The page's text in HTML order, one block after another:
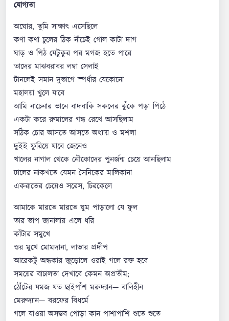
যোগ্যতা
অঘোর, তুমি সাক্ষাৎ এসেছিলে
কণা কণা চুলের ঠিক নীচেই গোল কাটা দাগ
ঘাড় ও পিঠ যেটুকুর পর মগজ হতে পারে
তাদের মাঝবরাবর লম্বা সেলাই
টানলেই সমান দুভাগে স্পর্ধার যেকোনো
মহালয়া খুলে যাবে
আমি নাচেনার ভানে বাদবাকি সকলের ঝুঁকে পড়া পিঠে
একটা করে রুমালের গন্ধ রেখে আসছিলাম
সঠিক চোর আসতে আসতে অধ্যায় ও মশলা
দুইই ফুরিয়ে যাবে জেনেও
খালের নাগাল থেকে নৌকোদের পুনর্জন্ম চেয়ে আনছিলাম
ঢালের নাকখতে যেমন সৈনিকের মালিকানা
একরাতের চেয়েও সরেস, চিরকেলে
আমাকে মারতে মারতে ঘুম পাড়ালো যে ফুল
তার ভাপ জানালায় এলে ধরি
কাঁটার সমুখে
ওর মুখে মোমদানা, লাভার প্রদীপ
আরেকটু অন্ধকার জুড়োলে ওরাই গলে রক্ত হবে
সময়ের বাচালতা দেখাবে কেমন অপ্রতীম;
ঠোঁটের যমজ যত ছাইপাঁশ মরুদ্যান— বালিহীন
মেরুদ্যান— বরফের বিধর্মে
গলে যাওয়া অসম্ভব পোড়া কান পাশাপাশি শুতে শুতে